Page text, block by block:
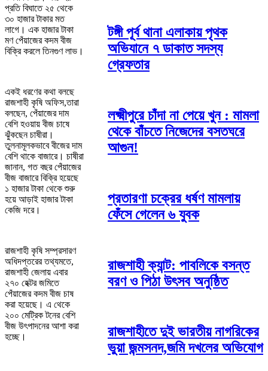
প্রতি বিঘাতে ২৫ থেকে
৩০ হাজার টাকার মত
লাগে। এক হাজার টাকা
মণ পেঁয়াজের কদম বীজ
বিক্রি করলে তিনগুণ লাভ।
একই ধরণের কথা বলছে
রাজশাহী কৃষি অফিস,তারা
বলছেন, পেঁয়াজের দাম
বেশি হওয়ায় বীজ চাষে
ঝুঁকছেন চাষীরা।
তুলনামূলকভাবে বীজের দাম
বেশি থাকে বাজারে। চাষীরা
জানান, গত বছর পেঁয়াজের
বীজ বাজারে বিক্রি হয়েছে
১ হাজার টাকা থেকে শুরু
হয়ে আড়াই হাজার টাকা
কেজি দরে।
রাজশাহী কৃষি সম্প্রসারণ
অধিদপ্তরের তথ্যমতে,
রাজশাহী জেলায় এবার
২৭০ হেক্টর জমিতে
পেঁয়াজের কদম বীজ চাষ
করা হয়েছে। এ থেকে
২০০ মেট্রিক টনের বেশি
বীজ উৎপাদনের আশা করা
হচ্ছে।
টঙ্গী পূর্ব থানা এলাকায় পৃথক
অভিযানে ৭ ডাকাত সদস্য
গ্রেফতার
লক্ষ্মীপুরে চাঁদা না পেয়ে খুন : মামলা
থেকে বাঁচতে নিজেদের বসতঘরে
আগুন!
প্রতারণা চক্রের ধর্ষণ মামলায়
ফেঁসে গেলেন ৬ যুবক
রাজশাহী ক্যান্ট: পাবলিকে বসন্ত
বরণ ও পিঠা উৎসব অনুষ্ঠিত
রাজশাহীতে দুই ভারতীয় নাগরিকের
ভুয়া জন্মসনদ,জমি দখলের অভিযোগ